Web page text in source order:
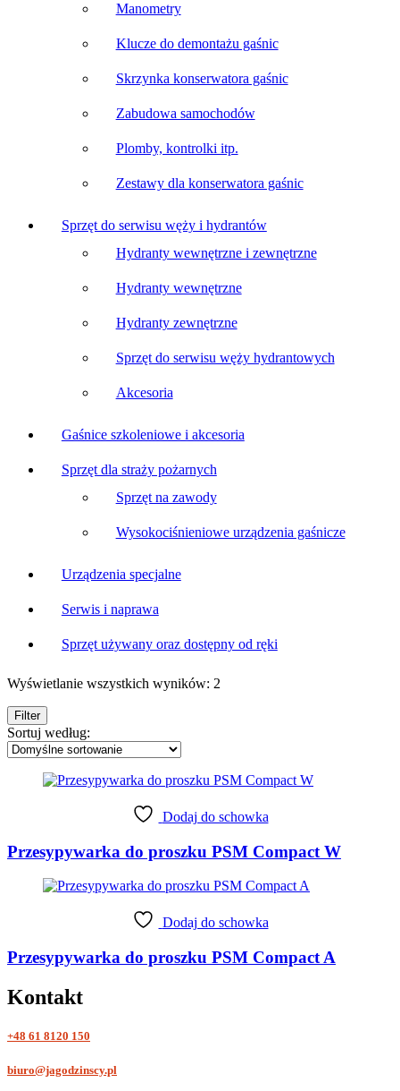
Manometry
Klucze do demontażu gaśnic
Skrzynka konserwatora gaśnic
Zabudowa samochodów
Plomby, kontrolki itp.
Zestawy dla konserwatora gaśnic
Sprzęt do serwisu węży i hydrantów
Hydranty wewnętrzne i zewnętrzne
Hydranty wewnętrzne
Hydranty zewnętrzne
Sprzęt do serwisu węży hydrantowych
Akcesoria
Gaśnice szkoleniowe i akcesoria
Sprzęt dla straży pożarnych
Sprzęt na zawody
Wysokociśnieniowe urządzenia gaśnicze
Urządzenia specjalne
Serwis i naprawa
Sprzęt używany oraz dostępny od ręki
Wyświetlanie wszystkich wyników: 2
Filter
Sortuj według:
Dodaj do schowka
Przesypywarka do proszku PSM Compact W
Dodaj do schowka
Przesypywarka do proszku PSM Compact A
Kontakt
+48 61 8120 150
biuro@jagodzinscy.pl